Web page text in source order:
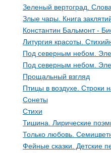
Зеленый вертоград.
Злые чары. Книга
Константин Бальмонт -
Литургия красоты.
Под северным небом.
Под северным небом.
Прощальный взгляд
Птицы в воздухе. Строки
Сонеты
Стихи
Тишина. Лирические
Только любовь.
Фейные сказки. Детские